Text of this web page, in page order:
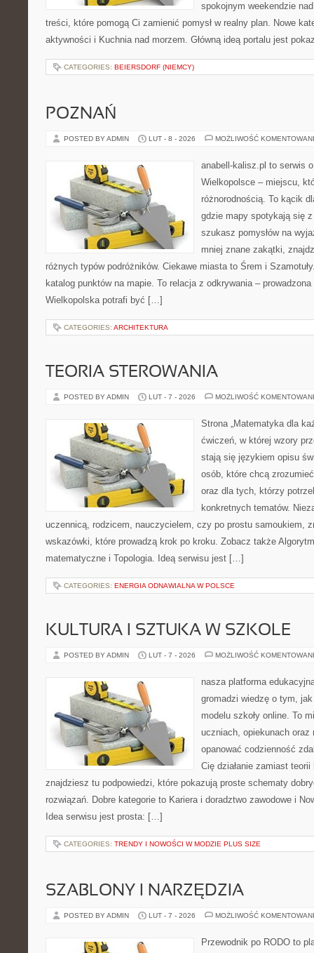
spokojnym weekendzie
treści, które pomogą Ci zamienić pomysł w realny plan. Nowe
aktywności i Kuchnia nad morzem. Główną ideą portalu jest
CATEGORIES: BEIERSDORF (NIEMCY)
POZNAŃ
POSTED BY ADMIN LUT - 8 - 2026 MOŻLIWOŚĆ
anabell-kalisz.pl to serwis
Wielkopolsce – miejscu,
różnorodnością. To kącik
gdzie mapy spotykają się
szukasz pomysłów na
mniej znane zakątki,
różnych typów podróżników. Ciekawe miasta to Śrem i
katalog punktów na mapie. To relacja z odkrywania –
Wielkopolska potrafi być […]
CATEGORIES: ARCHITEKTURA
TEORIA STEROWANIA
POSTED BY ADMIN LUT - 7 - 2026 MOŻLIWOŚĆ
Strona „Matematyka dla
ćwiczeń, w której wzory
stają się językiem opisu
osób, które chcą
oraz dla tych, którzy
konkretnych tematów.
uczennicą, rodzicem, nauczycielem, czy po prostu samoukiem,
wskazówki, które prowadzą krok po kroku. Zobacz także
matematyczne i Topologia. Ideą serwisu jest […]
CATEGORIES: ENERGIA ODNAWIALNA W POLSCE
KULTURA I SZTUKA W SZKOLE
POSTED BY ADMIN LUT - 7 - 2026 MOŻLIWOŚĆ
nasza platforma
gromadzi wiedzę o tym,
modelu szkoły online. To
uczniach, opiekunach
opanować codzienność
Cię działanie zamiast
znajdziesz tu podpowiedzi, które pokazują proste schematy
rozwiązań. Dobre kategorie to Kariera i doradztwo zawodowe i
Idea serwisu jest prosta: […]
CATEGORIES: TRENDY I NOWOŚCI W MODZIE PLUS SIZE
SZABLONY I NARZĘDZIA
POSTED BY ADMIN LUT - 7 - 2026 MOŻLIWOŚĆ
Przewodnik po RODO to